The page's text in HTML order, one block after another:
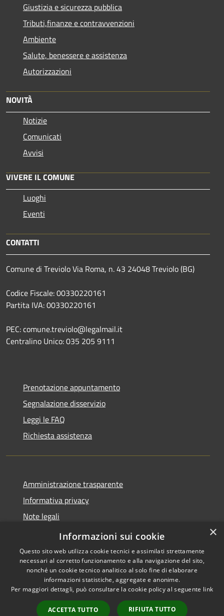
Giustizia e sicurezza pubblica
Tributi,finanze e contravvenzioni
Ambiente
Salute, benessere e assistenza
Autorizzazioni
NOVITÀ
Notizie
Comunicati
Avvisi
VIVERE IL COMUNE
Luoghi
Eventi
CONTATTI
Comune di Treviolo Via Roma, n. 43 24048 Treviolo (BG)
Codice Fiscale: 00330220161
Partita IVA: 00330220161
PEC: comune.treviolo@legalmail.it
Centralino Unico:035 205 9111
Prenotazione appuntamento
Segnalazione disservizio
Leggi le FAQ
Richiesta assistenza
Amministrazione trasparente
Informativa privacy
Note legali
Dichiarazione di accessibilità
Accessibilità
Copyright © 2026 • Comune di
Treviolo • Powered by
Municipium•
Accesso
×
Informazioni sui cookie
Questo sito web utilizza cookie tecnici e assimilati strettamente
necessari al corretto funzionamento e alla navigazione del sito,
nonché un cookie tecnico analitico al solo fine di elaborare
informazioni statistiche, aggregate e anonime.
Per maggiori dettagli, può consultare la cookie policy al seguente link
ACCETTA TUTTO RIFIUTA TUTTO